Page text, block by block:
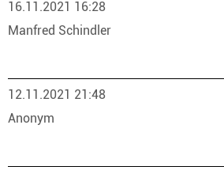
16.11.2021 16:28
Manfred Schindler
12.11.2021 21:48
Anonym